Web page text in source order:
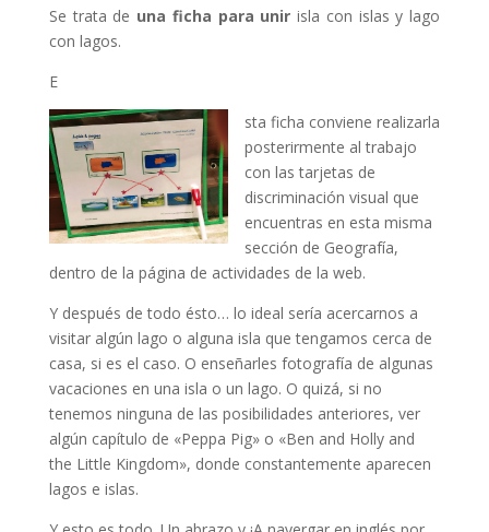
Se trata de una ficha para unir isla con islas y lago
con lagos.
E
sta ficha conviene realizarla
posterirmente al trabajo
con las tarjetas de
discriminación visual que
encuentras en esta misma
sección de Geografía,
dentro de la página de actividades de la web.
Y después de todo ésto… lo ideal sería acercarnos a
visitar algún lago o alguna isla que tengamos cerca de
casa, si es el caso. O enseñarles fotografía de algunas
vacaciones en una isla o un lago. O quizá, si no
tenemos ninguna de las posibilidades anteriores, ver
algún capítulo de «Peppa Pig» o «Ben and Holly and
the Little Kingdom», donde constantemente aparecen
lagos e islas.